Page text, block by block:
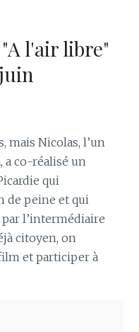
l'air libre"
mais Nicolas, l’un
a co-réalisé un
qui
de peine et qui
par l’intermédiaire
citoyen, on
et participer à